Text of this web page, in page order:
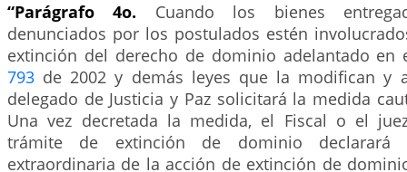
“Parágrafo 4o. Cuando los bienes
denunciados por los postulados estén
extinción del derecho de dominio adelantado en
793 de 2002 y demás leyes que la modifican y
delegado de Justicia y Paz solicitará la medida
Una vez decretada la medida, el Fiscal o el
trámite de extinción de dominio declarará
extraordinaria de la acción de extinción de